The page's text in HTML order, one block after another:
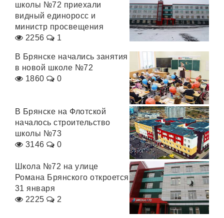
школы №72 приехали
видный единоросс и
министр просвещения
2256
1
В Брянске начались занятия
в новой школе №72
1860
0
В Брянске на Флотской
началось строительство
школы №73
3146
0
Школа №72 на улице
Романа Брянского откроется
31 января
2225
2